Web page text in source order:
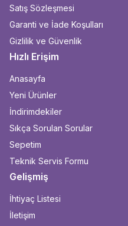
Satış Sözleşmesi
Garanti ve İade Koşulları
Gizlilik ve Güvenlik
Hızlı Erişim
Anasayfa
Yeni Ürünler
İndirimdekiler
Sıkça Sorulan Sorular
Sepetim
Teknik Servis Formu
Gelişmiş
İhtiyaç Listesi
İletişim